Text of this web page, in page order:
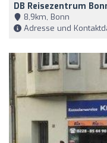
DB Reisezentrum
8,9km, Bonn
Adresse und